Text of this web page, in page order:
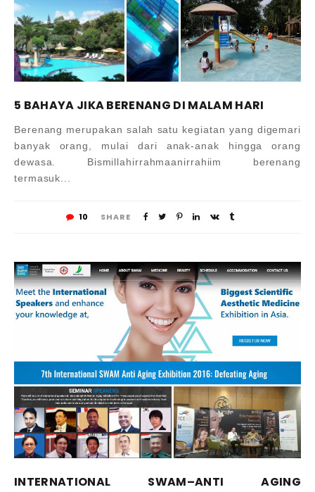
5 BAHAYA JIKA BERENANG DI MALAM HARI
Berenang merupakan salah satu kegiatan yang digemari
banyak orang, mulai dari anak-anak hingga orang
dewasa. Bismillahirrahmaanirrahiim berenang
termasuk...
10 SHARE
INTERNATIONAL SWAM–ANTI AGING